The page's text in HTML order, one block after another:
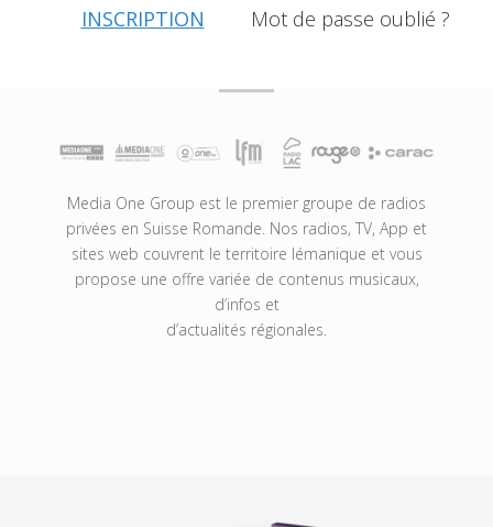
INSCRIPTION Mot de passe oublié ?
Media One Group est le premier groupe de radios
privées en Suisse Romande. Nos radios, TV, App et
sites web couvrent le territoire lémanique et vous
propose une offre variée de contenus musicaux,
d’infos et
d’actualités régionales.